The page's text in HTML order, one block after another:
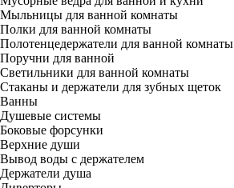
Мыльницы для ванной комнаты
Полки для ванной комнаты
Полотенцедержатели для ванной комнаты
Поручни для ванной
Светильники для ванной комнаты
Стаканы и держатели для зубных щеток
Ванны
Душевые системы
Боковые форсунки
Верхние души
Вывод воды с держателем
Держатели душа